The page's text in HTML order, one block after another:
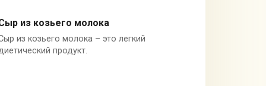
Советы
из козьего молока
из козьего молока – это легкий
продукт.